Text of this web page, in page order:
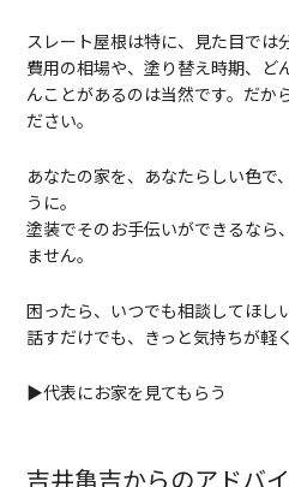
スレート屋根は特に、見た目では
費用の相場や、塗り替え時期、
んことがあるのは当然です。だか
ださい。
あなたの家を、あなたらしい色で
うに。
塗装でそのお手伝いができるなら
ません。
困ったら、いつでも相談してほし
話すだけでも、きっと気持ちが軽
▶代表にお家を見てもらう
吉井亀吉からのアドバ